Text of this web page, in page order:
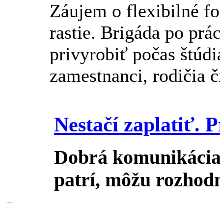
Záujem o flexibilné
rastie. Brigáda po
privyrobiť počas
zamestnanci, rodičia
Nestačí zaplatiť.
Dobrá
patrí, môžu